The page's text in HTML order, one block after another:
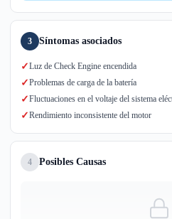
3 Síntomas asociados
✓Luz de Check Engine encendida
✓Problemas de carga de la batería
✓Fluctuaciones en el voltaje del sistema
✓Rendimiento inconsistente del motor
4 Posibles Causas